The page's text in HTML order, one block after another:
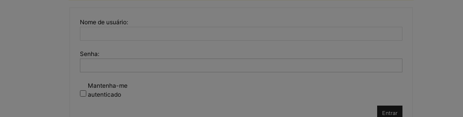
Nome de usuário:
Senha:
Mantenha-me
autenticado
Entrar